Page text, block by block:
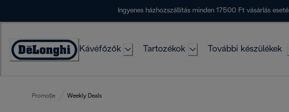
Ingyenes házhozszállítás minden 17500 Ft vásárlás
Accessibility
Kávéfőzők Tartozékok További készülékek
Promoție Weekly Deals